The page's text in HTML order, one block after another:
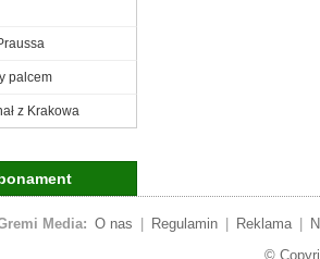
palcem
z Krakowa
Media: O nas Regulamin Reklama
©